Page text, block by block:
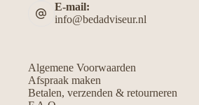
E-mail:
info@bedadviseur.nl
Algemene Voorwaarden
Afspraak maken
Betalen, verzenden & retourneren